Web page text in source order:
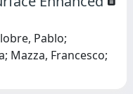
Pablo;
Mazza, Francesco;